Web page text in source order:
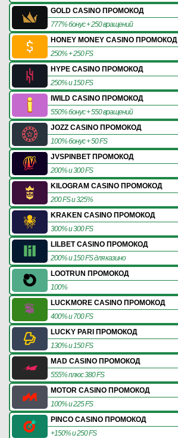
GOLD CASINO ПРОМОКОД
777% бонус + 250 вращений
HONEY MONEY CASINO ПРОМОКОД
250% + 250 FS
HYPE CASINO ПРОМОКОД
250% и 150 FS
IWILD CASINO ПРОМОКОД
550% бонус + 550 вращений
JOZZ CASINO ПРОМОКОД
100% бонус + 50 FS
JVSPINBET ПРОМОКОД
200% и 300 FS
KILOGRAM CASINO ПРОМОКОД
200 FS и 325%
KRAKEN CASINO ПРОМОКОД
300% и 300 FS
LILBET CASINO ПРОМОКОД
200% и 150 FS для казино
LOOTRUN ПРОМОКОД
100%
LUCKMORE CASINO ПРОМОКОД
400% и 700 FS
LUCKY PARI ПРОМОКОД
130% и 150 FS
MAD CASINO ПРОМОКОД
555% плюс 380 FS
MOTOR CASINO ПРОМОКОД
100% и 225 FS
PINCO CASINO ПРОМОКОД
+150% и 250 FS